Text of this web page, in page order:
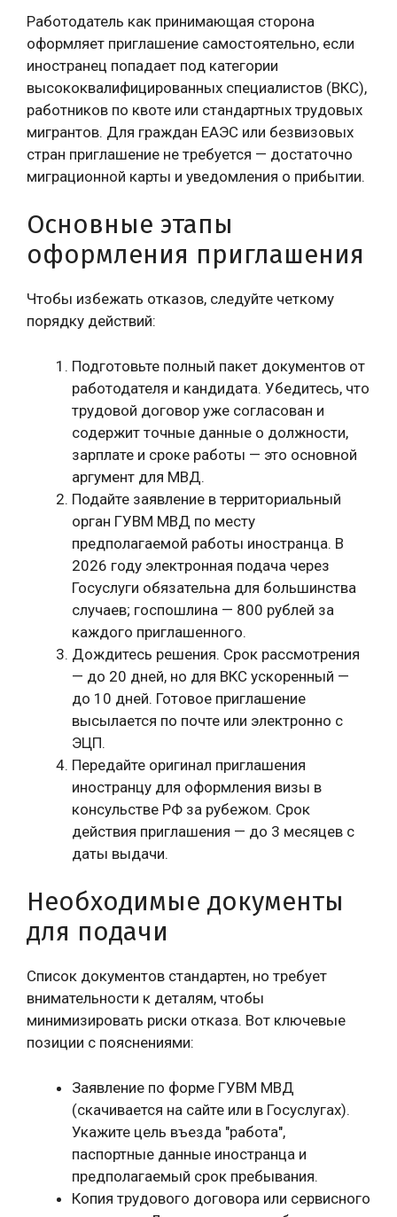
Работодатель как принимающая сторона
оформляет приглашение самостоятельно, если
иностранец попадает под категории
высококвалифицированных специалистов (ВКС),
работников по квоте или стандартных трудовых
мигрантов. Для граждан ЕАЭС или безвизовых
стран приглашение не требуется — достаточно
миграционной карты и уведомления о прибытии.
Основные этапы
оформления приглашения
Чтобы избежать отказов, следуйте четкому
порядку действий:
Подготовьте полный пакет документов от
работодателя и кандидата. Убедитесь, что
трудовой договор уже согласован и
содержит точные данные о должности,
зарплате и сроке работы — это основной
аргумент для МВД.
Подайте заявление в территориальный
орган ГУВМ МВД по месту
предполагаемой работы иностранца. В
2026 году электронная подача через
Госуслуги обязательна для большинства
случаев; госпошлина — 800 рублей за
каждого приглашенного.
Дождитесь решения. Срок рассмотрения
— до 20 дней, но для ВКС ускоренный —
до 10 дней. Готовое приглашение
высылается по почте или электронно с
ЭЦП.
Передайте оригинал приглашения
иностранцу для оформления визы в
консульстве РФ за рубежом. Срок
действия приглашения — до 3 месяцев с
даты выдачи.
Необходимые документы
для подачи
Список документов стандартен, но требует
внимательности к деталям, чтобы
минимизировать риски отказа. Вот ключевые
позиции с пояснениями:
Заявление по форме ГУВМ МВД
(скачивается на сайте или в Госуслугах).
Укажите цель въезда "работа",
паспортные данные иностранца и
предполагаемый срок пребывания.
Копия трудового договора или сервисного